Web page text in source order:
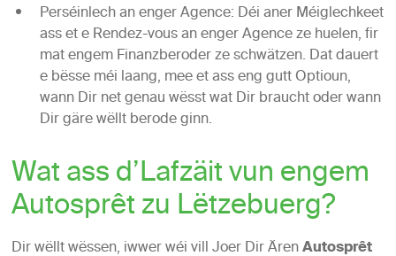
Perséinlech an enger Agence: Déi aner Méiglechkeet
ass et e Rendez-vous an enger Agence ze huelen, fir
mat engem Finanzberoder ze schwätzen. Dat dauert
e bësse méi laang, mee et ass eng gutt Optioun,
wann Dir net genau wësst wat Dir braucht oder wann
Dir gäre wëllt berode ginn.
Wat ass d’Lafzäit vun engem
Autosprêt zu Lëtzebuerg?
Dir wëllt wëssen, iwwer wéi vill Joer Dir ÄrenAutosprêt